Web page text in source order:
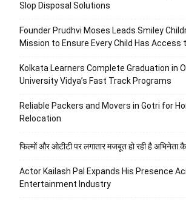
Slop Disposal Solutions
Founder Prudhvi Moses Leads Smiley
Mission to Ensure Every Child Has Access
Kolkata Learners Complete Graduation in
University Vidya’s Fast Track Programs
Reliable Packers and Movers in Gotri for
Relocation
फिल्मों और ओटीटी पर लगातार मजबूत हो रही है अभिनेता
Actor Kailash Pal Expands His Presence
Entertainment Industry